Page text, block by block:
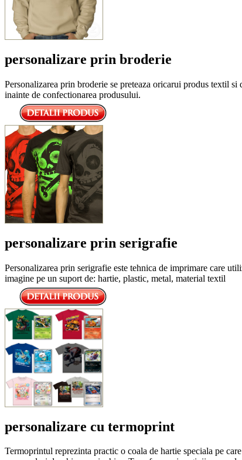
personalizare prin broderie
Personalizarea prin broderie se preteaza oricarui produs textil
inainte de confectionarea produsului.
personalizare prin serigrafie
Personalizarea prin serigrafie este tehnica de imprimare care
imagine pe un suport de: hartie, plastic, metal, material textil
personalizare cu termoprint
Termoprintul reprezinta practic o coala de hartie speciala pe